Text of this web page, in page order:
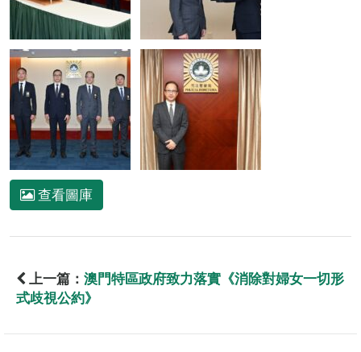
查看圖庫
上一篇： 澳門特區政府致力落實《消除對婦女一切形
式歧視公約》